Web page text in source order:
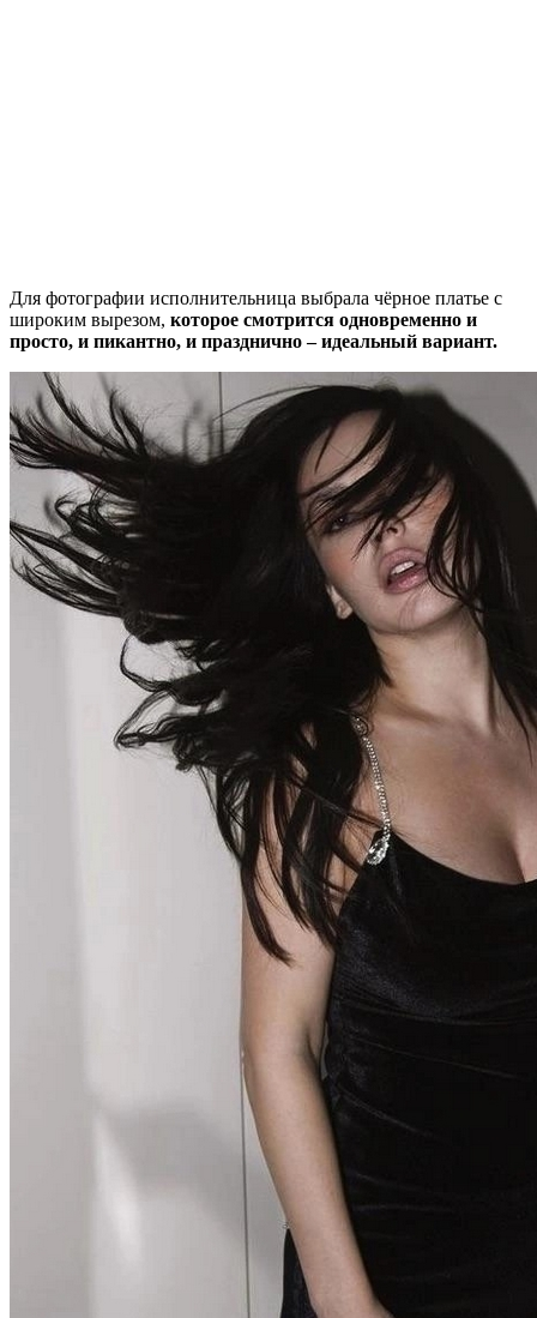
Для фотографии исполнительница выбрала чёрное платье с
широким вырезом, которое смотрится одновременно и
просто, и пикантно, и празднично – идеальный вариант.